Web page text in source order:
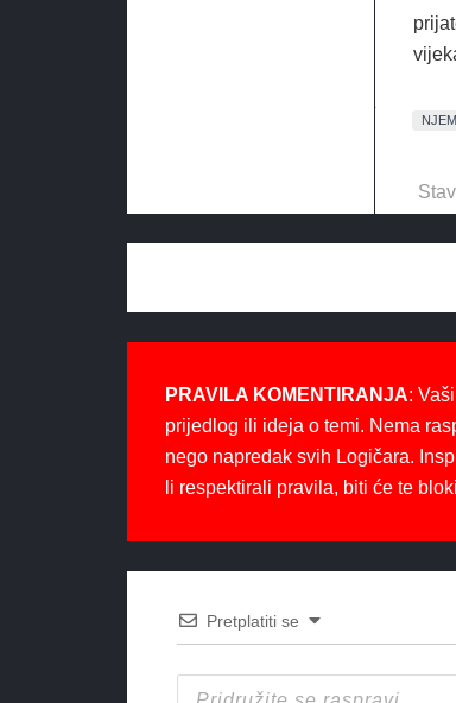
PRAVILA KOMENTIRANJA:
prijedlog ili ideja o temi. Nema
nego napredak svih Logičara.
li respektirali pravila, biti će te
Pretplatiti se